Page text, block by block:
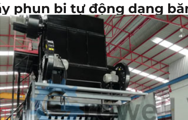
phun bi tự động dạng